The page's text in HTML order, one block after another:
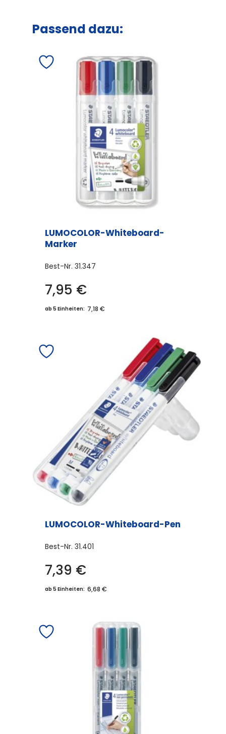
Passend dazu:
LUMOCOLOR-Whiteboard-
Marker
Best-Nr. 31.347
7,95 €
ab 5 Einheiten: 7,18 €
LUMOCOLOR-Whiteboard-Pen
Best-Nr. 31.401
7,39 €
ab 5 Einheiten: 6,68 €